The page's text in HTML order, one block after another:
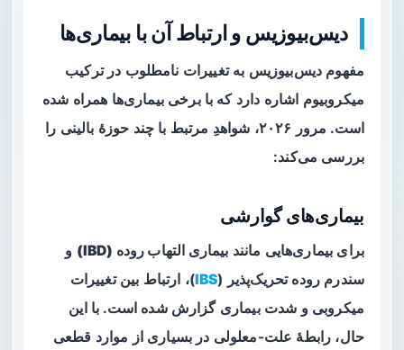
دیس‌بیوزیس و ارتباط آن با بیماری‌ها
مفهوم دیس‌بیوزیس به تغییرات نامطلوب در ترکیب
میکروبیوم اشاره دارد که با برخی بیماری‌ها همراه شده
است. مرور ۲۰۲۶، شواهدِ مرتبط با چند حوزهٔ بالینی را
بررسی می‌کند:
بیماری‌های گوارشی
برای بیماری‌هایی مانند بیماری التهاب روده (IBD)
و
سندرم روده تحریک‌پذیر (IBS)، ارتباط بین تغییرات
میکروبی و شدت بیماری گزارش شده است. با این
حال، رابطهٔ علت-معلولی در بسیاری از موارد قطعی